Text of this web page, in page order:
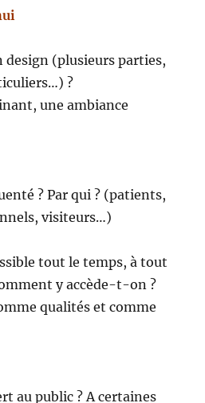
design (plusieurs parties,
?
une ambiance
? Par qui ? (patients,
visiteurs…)
tout le temps, à tout
y accède-t-on ?
qualités et comme
au public ? A certaines